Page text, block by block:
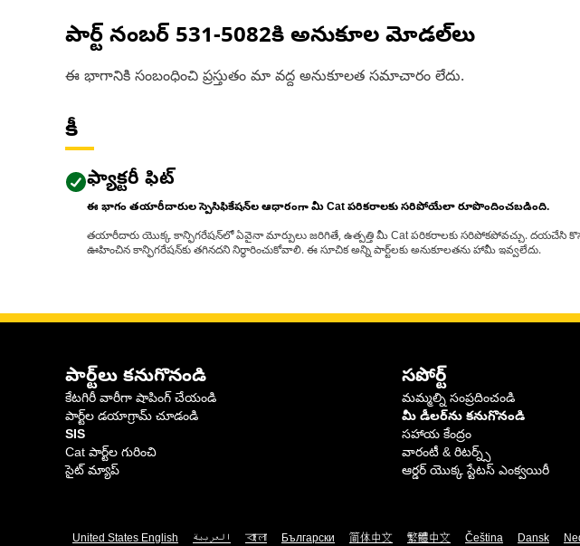
పార్ట్ నంబర్ 531-5082కి అనుకూల మోడల్‌లు
ఈ భాగానికి సంబంధించి ప్రస్తుతం మా వద్ద అనుకూలత సమాచారం లేదు.
కీ
ఫ్యాక్టరీ ఫిట్
ఈ భాగం తయారీదారుల స్పెసిఫికేషన్‌ల ఆధారంగా మీ Cat పరికరాలకు సరిపోయేలా రూపొందించబడింది.
తయారీదారు యొక్క కాన్ఫిగరేషన్‌లో ఏవైనా మార్పులు జరిగితే, ఉత్పత్తి మీ Cat పరికరాలకు సరిపోకపోవచ్చు. దయచేసి
ఊహించిన కాన్ఫిగరేషన్‌కు తగినదని నిర్ధారించుకోవాలి. ఈ సూచిక అన్ని పార్ట్‌లకు అనుకూలతను హామీ ఇవ్వలేదు.
పార్ట్‌లు కనుగొనండి
కేటగిరీ వారీగా షాపింగ్ చేయండి
పార్ట్‌ల డయాగ్రామ్ చూడండి
SIS
Cat పార్ట్‌ల గురించి
సైట్ మ్యాప్
సపోర్ట్
మమ్మల్ని సంప్రదించండి
మీ డీలర్‌ను కనుగొనండి
సహాయ కేంద్రం
వారంటీ & రిటర్న్స్
ఆర్డర్ యొక్క స్టేటస్ ఎంక్వయిరీ
United States English العربية বাংলা Български 简体中文 繁體中文 Čeština Dansk